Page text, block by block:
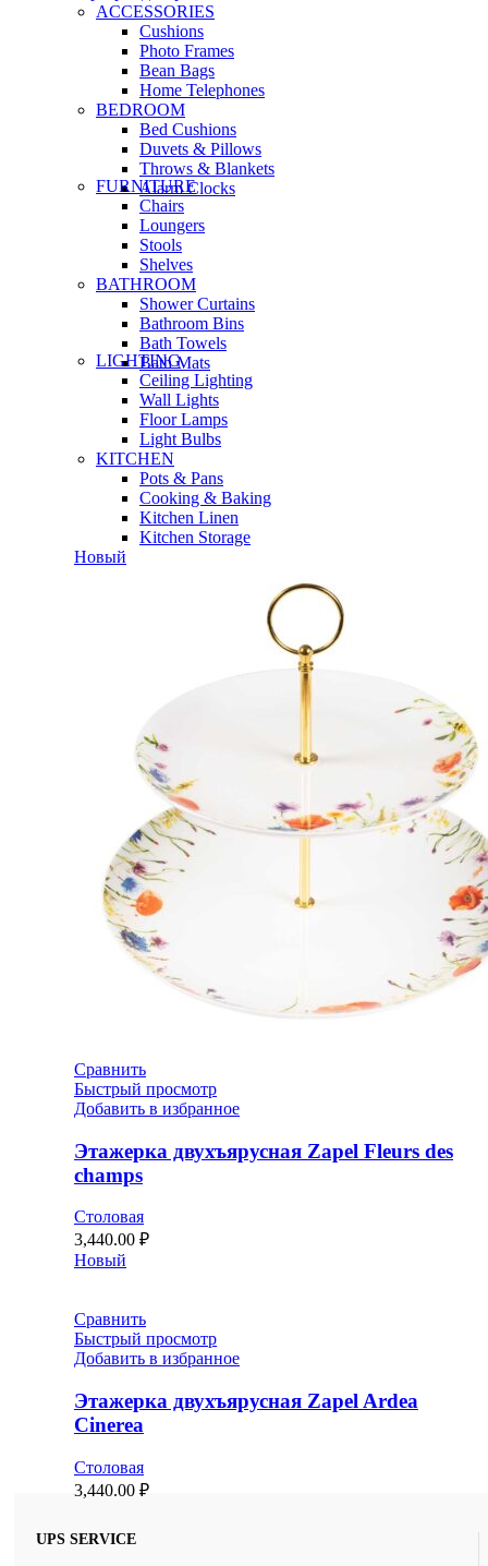
ACCESSORIES
Cushions
Photo Frames
Bean Bags
Home Telephones
BEDROOM
Bed Cushions
Duvets & Pillows
Throws & Blankets
Alarm Clocks
FURNITURE
Chairs
Loungers
Stools
Shelves
BATHROOM
Shower Curtains
Bathroom Bins
Bath Towels
Bath Mats
LIGHTING
Ceiling Lighting
Wall Lights
Floor Lamps
Light Bulbs
KITCHEN
Pots & Pans
Cooking & Baking
Kitchen Linen
Kitchen Storage
Новый
Сравнить
Быстрый просмотр
Добавить в избранное
Этажерка двухъярусная Zapel Fleurs des
champs
Столовая
3,440.00 ₽
Новый
Сравнить
Быстрый просмотр
Добавить в избранное
Этажерка двухъярусная Zapel Ardea
Cinerea
Столовая
3,440.00 ₽
UPS SERVICE